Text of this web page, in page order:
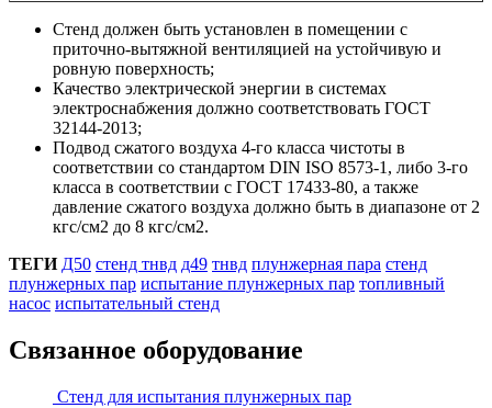
Стенд должен быть установлен в помещении с
приточно-вытяжной вентиляцией на устойчивую и
ровную поверхность;
Качество электрической энергии в системах
электроснабжения должно соответствовать ГОСТ
32144-2013;
Подвод сжатого воздуха 4-го класса чистоты в
соответствии со стандартом DIN ISO 8573-1, либо 3-го
класса в соответствии с ГОСТ 17433-80, а также
давление сжатого воздуха должно быть в диапазоне от 2
кгс/см2 до 8 кгс/см2.
ТЕГИ Д50 стенд тнвд д49 тнвд плунжерная пара стенд
плунжерных пар испытание плунжерных пар топливный
насос испытательный стенд
Связанное оборудование
Стенд для испытания плунжерных пар